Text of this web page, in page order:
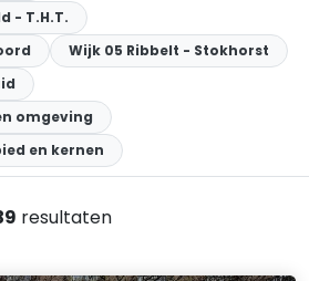
- T.H.T.
Wijk 05 Ribbelt - Stokhorst
omgeving
en kernen
resultaten